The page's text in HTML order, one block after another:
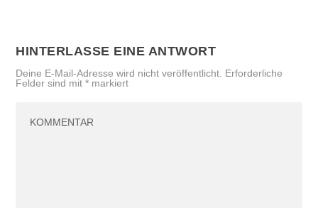
HINTERLASSE EINE ANTWORT
Deine E-Mail-Adresse wird nicht veröffentlicht. Erforderliche
Felder sind mit* markiert